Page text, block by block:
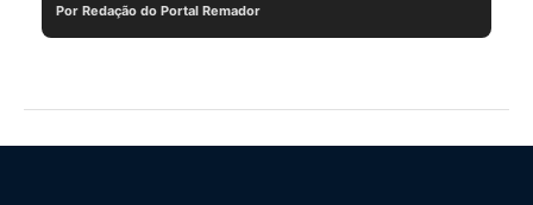
Por Redação do Portal Remador